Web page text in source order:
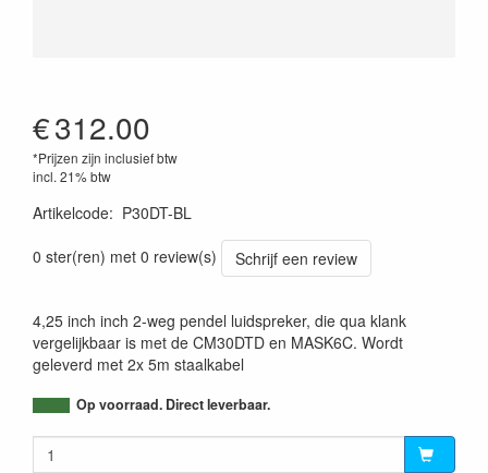
€312.00
*Prijzen zijn inclusief btw
incl. 21% btw
Artikelcode: P30DT-BL
0 ster(ren) met 0 review(s)
Schrijf een review
4,25 inch inch 2-weg pendel luidspreker, die qua klank
vergelijkbaar is met de CM30DTD en MASK6C. Wordt
geleverd met 2x 5m staalkabel
Op voorraad. Direct leverbaar.